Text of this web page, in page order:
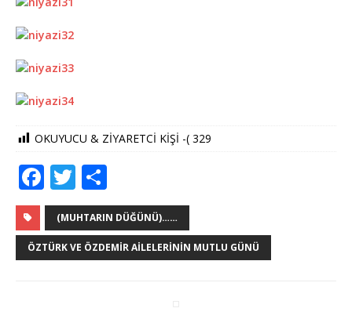
OKUYUCU & ZİYARETCİ KİŞİ -( 329
F
a
c
e
T
w
it
te
h
ar
e
(MUHTARIN DÜĞÜNÜ)……
ÖZTÜRK VE ÖZDEMIR AILELERININ MUTLU GÜNÜ